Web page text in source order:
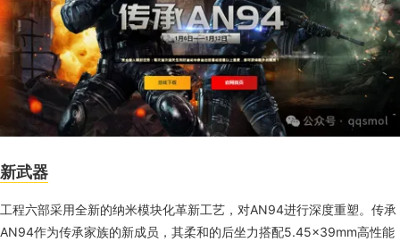
新武器
工程六部采用全新的纳米模块化革新工艺，对AN94进行深度重塑。传承
AN94作为传承家族的新成员，其柔和的后坐力搭配5.45×39mm高性能